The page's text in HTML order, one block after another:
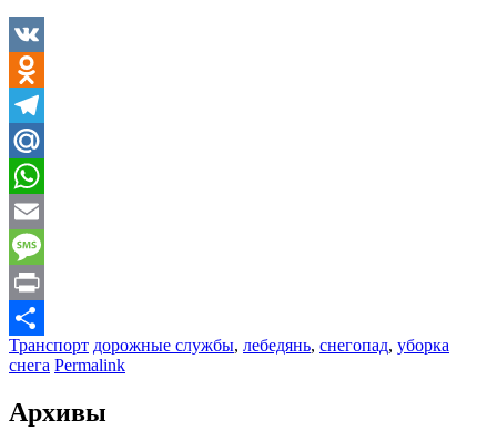
VK
Odnoklassniki
Telegram
Mail.Ru
WhatsApp
Email
Message
Print
Отправить
Транспорт дорожные службы, лебедянь, снегопад, уборка
снега Permalink
Архивы